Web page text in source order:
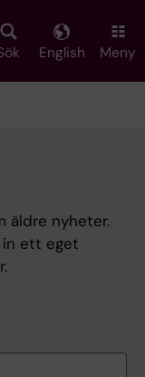
English Meny
äldre nyheter.
in ett eget